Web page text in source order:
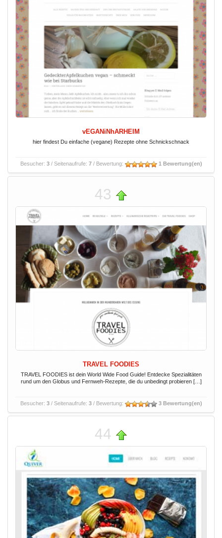
vEGANiNhARHEIM
hier findest Du einfache (vegane) Rezepte ohne Schnickschnack
Besucher: 3/ Seitenaufrufe: 7/ Bewertung: 1 Bewertung(en)
43
TRAVEL FOODIES
TRAVEL FOODIES ist dein World Wide Food Guide! Entdecke Spezialitäten
rund um den Globus und Fernweh-Rezepte, die du unbedingt probieren […]
Besucher: 3/ Seitenaufrufe: 3/ Bewertung: 3 Bewertung(en)
44